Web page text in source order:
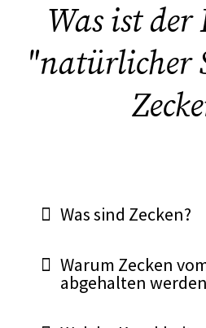
Was ist der
"natürlicher
Was sind Zecken?
Warum Zecken
abgehalten